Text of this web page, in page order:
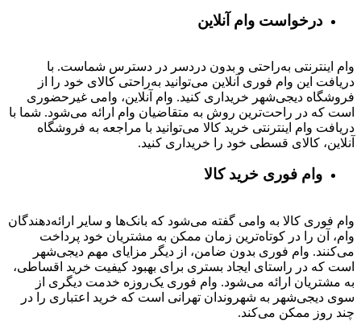
درخواست وام آنلاین
وام اینترنتی به‌راحتی و بدون دردسر در دسترس شماست. با
دریافت این وام فوری آنلاین می‌توانید به‌راحتی کالای خود را از
فروشگاه دیجی‌شهر خریداری کنید. وام آنلاین، وامی غیرحضوری
است که در راحت‌ترین روش به متقاضیان وام ارائه می‌شود. شما با
دریافت وام اینترنتی خرید کالا می‌توانید با مراجعه به فروشگاه
آنلاین، کالای قسطی خود را خریداری کنید.
وام فوری خرید کالا
وام فوری کالا به وامی گفته می‌شود که بانک‌ها و سایر ارائه‌دهندگان
وام، آن را در کوتاه‌ترین زمان ممکن به مشتریان خود پرداخت
می‌کنند. وام فوری بدون ضامن، از دیگر مزایای مهم دیجی‌شهر
است که در راستای ایجاد بستری برای بهبود کیفیت خرید اقساطی،
به مشتریان ارائه می‌شود. وام فوری یک‌روزه خدمت دیگری از
سوی دیجی‌شهر به شهروندان تهرانی است که خرید اعتباری را در
چند روز ممکن می‌کند.